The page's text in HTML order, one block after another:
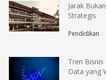
Jarak
Strategis
Pendidikan
Tren Bisnis
Data yang